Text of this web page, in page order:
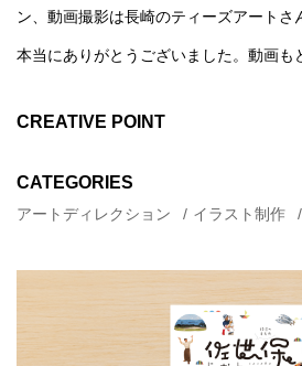
ン、動画撮影は長崎のティーズアートさ
本当にありがとうございました。動画も
CREATIVE POINT
CATEGORIES
アートディレクション イラスト制作